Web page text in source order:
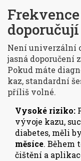
Není univerzální
jasná doporučení
Pokud máte
kaz, standardní
příliš volné.
Vysoké riziko:
vývoje kazu,
diabetes, měli
měsíce. Během
čištění a